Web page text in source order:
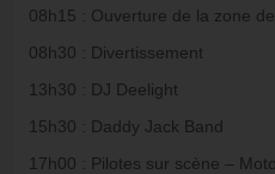
08h15 : Ouverture de la zone
08h30 : Divertissement
13h30 : DJ Deelight
15h30 : Daddy Jack Band
17h00 : Pilotes sur scène –